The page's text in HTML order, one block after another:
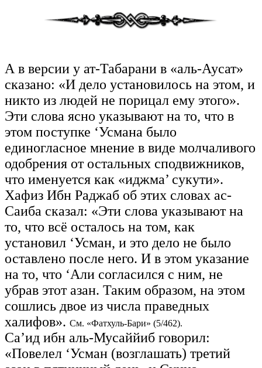
А в версии у ат-Табарани в «аль-Аусат»
сказано: «И дело установилось на этом, и
никто из людей не порицал ему этого».
Эти слова ясно указывают на то, что в
этом поступке ‘Усмана было
единогласное мнение в виде молчаливого
одобрения от остальных сподвижников,
что именуется как «иджма’ сукути».
Хафиз Ибн Раджаб об этих словах ас-
Саиба сказал: «Эти слова указывают на
то, что всё осталось на том, как
установил ‘Усман, и это дело не было
оставлено после него. И в этом указание
на то, что ‘Али согласился с ним, не
убрав этот азан. Таким образом, на этом
сошлись двое из числа праведных
халифов». См. «Фатхуль-Бари» (5/462).
Са’ид ибн аль-Мусаййиб говорил:
«Повелел ‘Усман (возглашать) третий